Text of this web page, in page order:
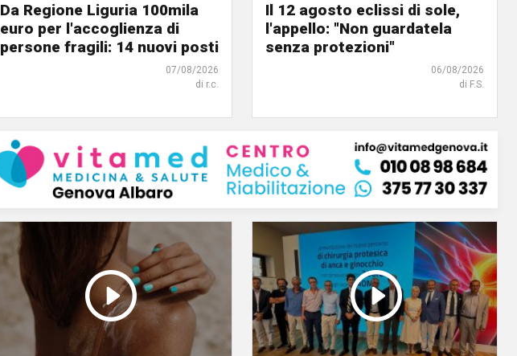
Da Regione Liguria 100mila
euro per l'accoglienza di
persone fragili: 14 nuovi posti
07/08/2026
di r.c.
Il 12 agosto eclissi di sole,
l'appello: "Non guardatela
senza protezioni"
06/08/2026
di F.S.